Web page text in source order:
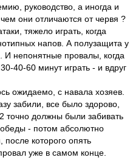
руководство, а иногда и
они отличаются от червя ?
тяжело играть, когда
напов. А полузащита у
И непонятные провалы, когда
40-60 минут играть - и вдруг
ожидаемо, с навала хозяев.
забили, все было здорово,
точно должны были забивать
- потом абсолютно
после которого опять
уже в самом конце.